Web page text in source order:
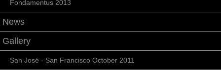
Fondamentus 2013
News
Gallery
San José - San Francisco October 2011